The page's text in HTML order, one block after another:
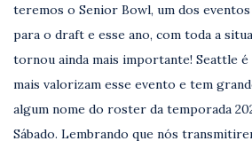
teremos o Senior Bowl, um dos
para o draft e esse ano, com toda a
tornou ainda mais importante! Seattle é
mais valorizam esse evento e tem
algum nome do roster da temporada
Sábado. Lembrando que nós